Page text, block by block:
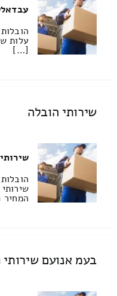
הובלות
עלות
[…]
שירותי הובלה
הובלות
בעמ אנועם